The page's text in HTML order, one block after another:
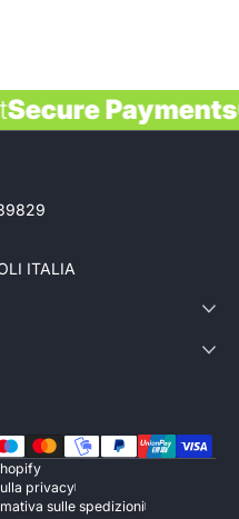
Secure
ITALIA
privacy
sulle spedizioni